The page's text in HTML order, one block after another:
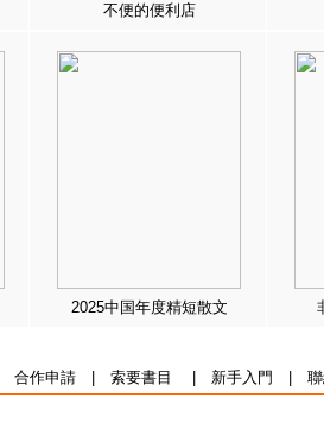
不便的便利店
2025中国年度精短散文
合作申請| 索要書目 新手入門